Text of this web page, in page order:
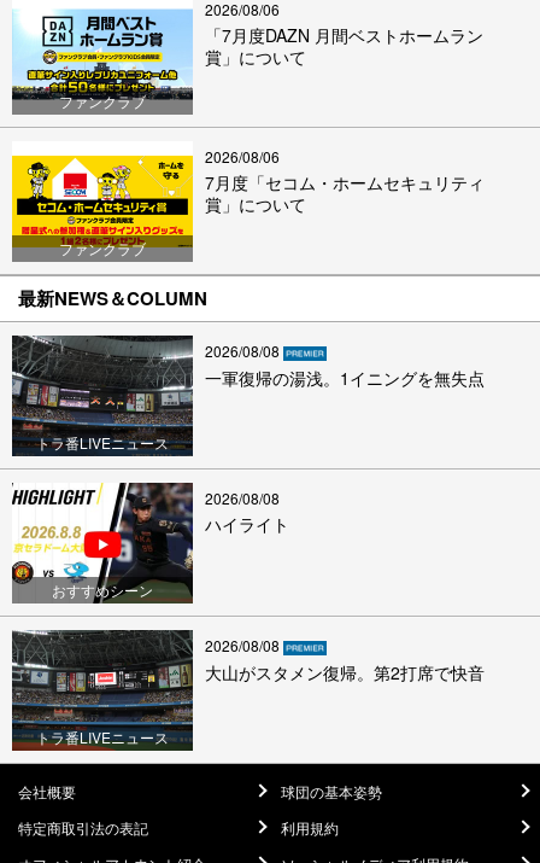
ファンクラブ
2026/08/06
「7月度DAZN 月間ベストホームラン
賞」について
ファンクラブ
2026/08/06
7月度「セコム・ホームセキュリティ
賞」について
最新NEWS＆COLUMN
トラ番LIVEニュース
2026/08/08
一軍復帰の湯浅。1イニングを無失点
おすすめシーン
2026/08/08
ハイライト
トラ番LIVEニュース
2026/08/08
大山がスタメン復帰。第2打席で快音
会社概要
球団の基本姿勢
特定商取引法の表記
利用規約